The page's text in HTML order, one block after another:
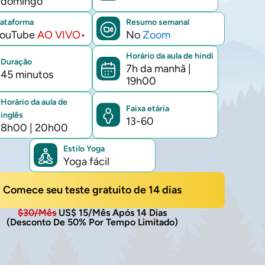
horário
atual
AO VIVO•
Resumo semanal
NoZoom
Duração
45 minutos
Horário da aula de hindi
7h da manhã
19h00
Horário da aula de
inglês
8h00 20h00
Faixa etária
13-60
Estilo Yoga
Yoga fácil
Comece seu teste gratuito de 14 dias
$30/mêsUS$ 15/mês Após 14 Dias
(Desconto De 50% Por Tempo Limitado)